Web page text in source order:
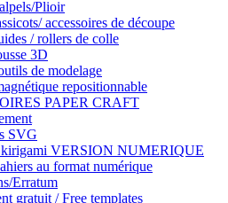
Plioir
accessoires de découpe
/ rollers de colle
3D
de modelage
repositionnable
PAPER CRAFT
SVG
kirigami VERSION NUMERIQUE
au format numérique
Erratum
gratuit / Free templates